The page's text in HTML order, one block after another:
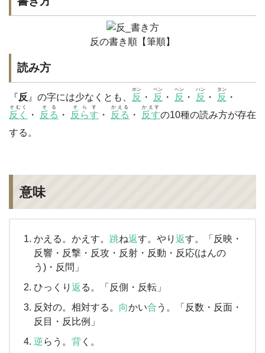
反の書き順【筆順】
読み方
『反』の字には少なくとも、 反
ホン
・ 反
ベン
・ 反
ヘン
・ 反
ハン
・ 反
タン
・
反く
そむく
・ 反る
そる
・ 反らす
そらす
・ 反る
かえる
・ 反す
かえす
の10種の読み方が存在
する。
意味
かえる。かえす。 跳ね返す。やり 返す。「反映・
反響・反撃・反攻・反射・反動・反応(はんの
う)・反問」
ひっくり 返 る。「反側・反転」
反対の。相対する。 向かい合 う。「反数・反面・
反目・反比例」
逆らう。 背 く。